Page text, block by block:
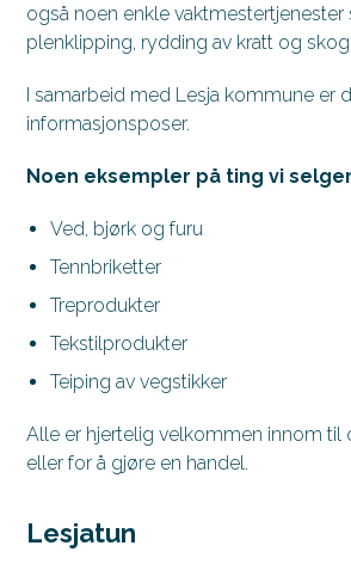
også noen enkle
plenklipping, rydding av kratt og skog.
I samarbeid med Lesja kommune er
informasjonsposer.
Noen eksempler på ting vi
Ved, bjørk og furu
Tennbriketter
Treprodukter
Tekstilprodukter
Teiping av vegstikker
Alle er hjertelig velkommen innom til
eller for å gjøre en handel.
Lesjatun